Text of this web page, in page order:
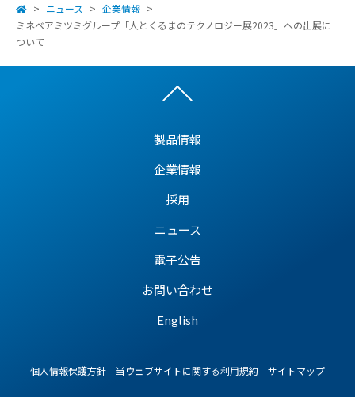
ニュース
企業情報
ミネベアミツミグループ「人とくるまのテクノロジー展2023」への出展に
ついて
製品情報
企業情報
採用
ニュース
電子公告
お問い合わせ
English
個人情報保護方針 当ウェブサイトに関する利用規約 サイトマップ